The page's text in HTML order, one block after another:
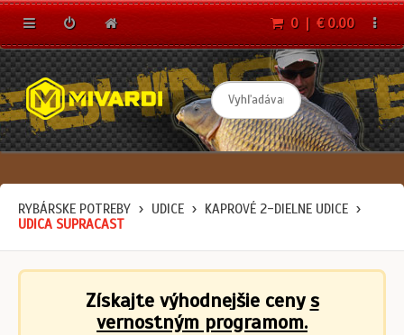
0 | € 0.00
RYBÁRSKE POTREBY UDICE
KAPROVÉ 2-DIELNE UDICE
UDICA SUPRACAST
Získajte výhodnejšie cenys
vernostným programom.